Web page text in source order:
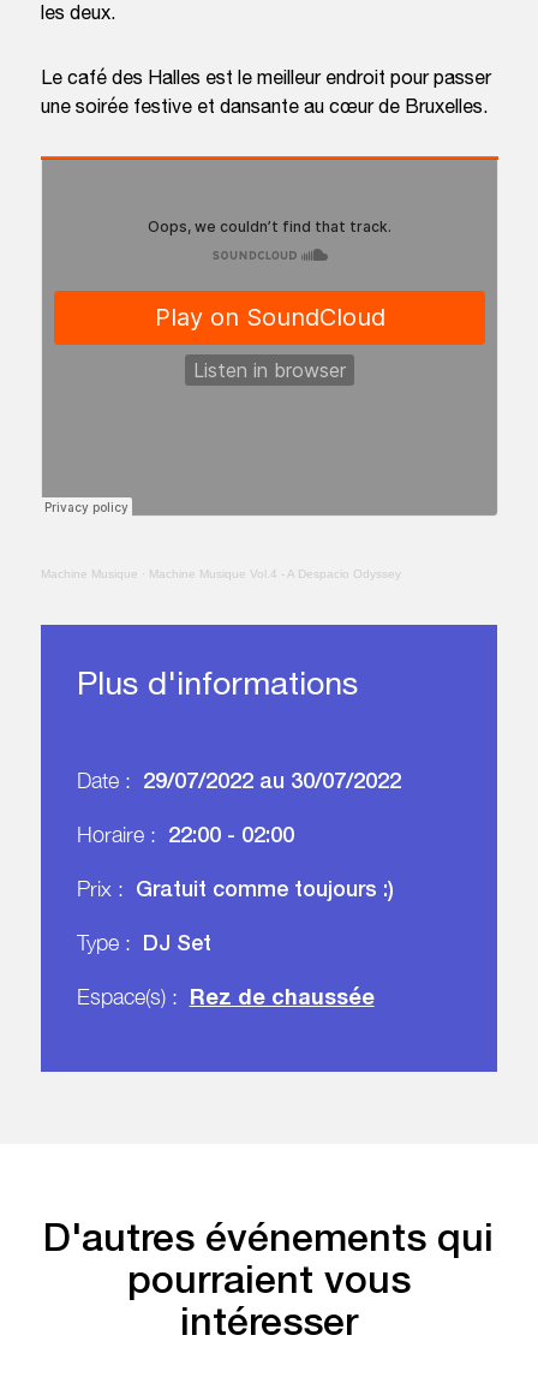
les deux.
Le café des Halles est le meilleur endroit pour passer
une soirée festive et dansante au cœur de Bruxelles.
Machine Musique · Machine Musique Vol.4 - A Despacio Odyssey
Plus d'informations
Date : 29/07/2022 au 30/07/2022
Horaire : 22:00 - 02:00
Prix : Gratuit comme toujours :)
Type : DJ Set
Espace(s) : Rez de chaussée
D'autres événements qui
pourraient vous
intéresser